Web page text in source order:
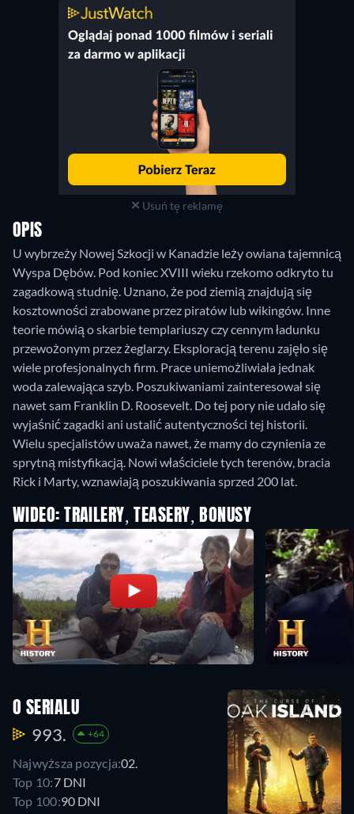
Usuń tę reklamę
OPIS
U wybrzeży Nowej Szkocji w Kanadzie leży owiana tajemnicą
Wyspa Dębów. Pod koniec XVIII wieku rzekomo odkryto tu
zagadkową studnię. Uznano, że pod ziemią znajdują się
kosztowności zrabowane przez piratów lub wikingów. Inne
teorie mówią o skarbie templariuszy czy cennym ładunku
przewożonym przez żeglarzy. Eksploracją terenu zajęło się
wiele profesjonalnych firm. Prace uniemożliwiała jednak
woda zalewająca szyb. Poszukiwaniami zainteresował się
nawet sam Franklin D. Roosevelt. Do tej pory nie udało się
wyjaśnić zagadki ani ustalić autentyczności tej historii.
Wielu specjalistów uważa nawet, że mamy do czynienia ze
sprytną mistyfikacją. Nowi właściciele tych terenów, bracia
Rick i Marty, wznawiają poszukiwania sprzed 200 lat.
WIDEO: TRAILERY, TEASERY, BONUSY
O SERIALU
993. +64
Najwyższa pozycja:02.
Top 10:7 DNI
Top 100:90 DNI